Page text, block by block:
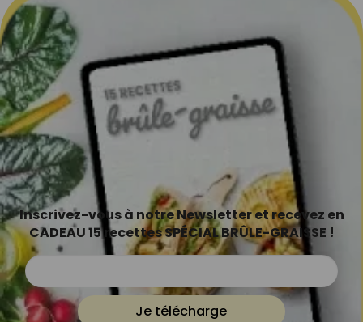
Inscrivez-vous à notre Newsletter et recevez en
CADEAU 15 recettes SPÉCIAL BRÛLE-GRAISSE !
Je télécharge